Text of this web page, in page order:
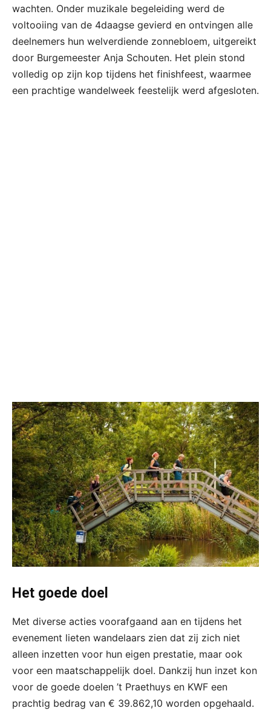
wachten. Onder muzikale begeleiding werd de
voltooiing van de 4daagse gevierd en ontvingen alle
deelnemers hun welverdiende zonnebloem, uitgereikt
door Burgemeester Anja Schouten. Het plein stond
volledig op zijn kop tijdens het finishfeest, waarmee
een prachtige wandelweek feestelijk werd afgesloten.
Het goede doel
Met diverse acties voorafgaand aan en tijdens het
evenement lieten wandelaars zien dat zij zich niet
alleen inzetten voor hun eigen prestatie, maar ook
voor een maatschappelijk doel. Dankzij hun inzet kon
voor de goede doelen ’t Praethuys en KWF een
prachtig bedrag van € 39.862,10 worden opgehaald.